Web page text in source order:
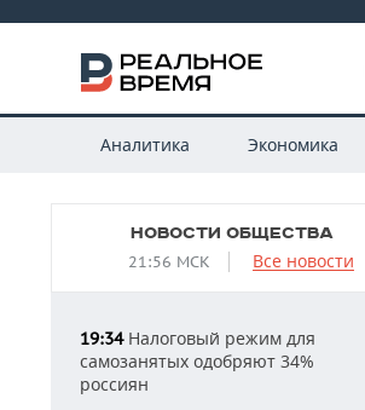
Аналитика Экономика
НОВОСТИ ОБЩЕСТВА
21:56 МСК Все новости
19:34Налоговый режим для
самозанятых одобряют 34%
россиян